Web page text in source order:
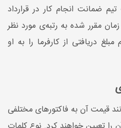
ضمانت انجام کار در قرارداد
مقرر شده به رتبه‌ی مورد نظر
دریافتی از کارفرما را به او
قیمت آن به فاکتورهای مختلفی